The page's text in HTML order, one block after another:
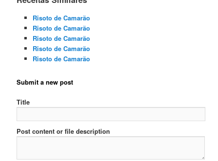
Risoto de Camarão
Risoto de Camarão
Risoto de Camarão
Risoto de Camarão
Risoto de Camarão
Submit a new post
Title
Post content or file description